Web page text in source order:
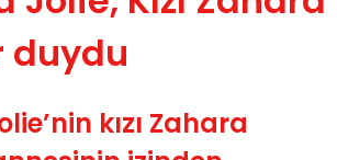
duydu
kızı Zahara